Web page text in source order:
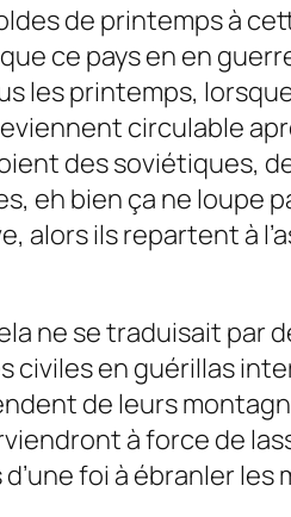
de printemps à
ce pays en en
les printemps,
circulable
des soviétiques,
eh bien ça ne loupe
alors ils repartent à
ne se traduisait par
civiles en guérillas
de leurs
à force de
foi à ébranler